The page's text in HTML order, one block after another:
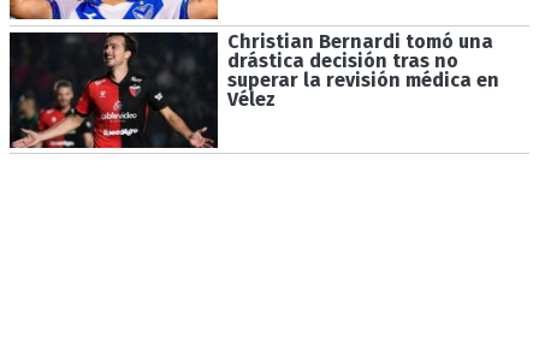
Christian Bernardi tomó una
drástica decisión tras no
superar la revisión médica en
Vélez